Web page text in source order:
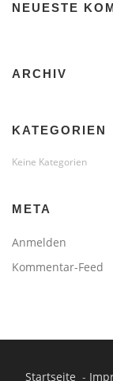
NEUESTE
ARCHIV
KATEGORIEN
Keine Kategorien
META
Anmelden
Kommentar-Feed
Startseite -